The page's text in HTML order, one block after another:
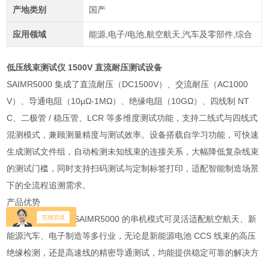
产地类别 国产
应用领域 能源,电子/电池,航空航天,汽车及零部件,综合
低压线束测试仪 1500V 直流耐压测试设备
SAIMR5000 集成了直流耐压（DC1500V）、交流耐压（AC1000
V）、导通电阻（10μΩ-1MΩ）、绝缘电阻（10GΩ）、四线制 NT
C、二极管 / 稳压管、LCR 等多维度测试功能，支持二线式与四线式
混测模式，兼顾测量精度与测试效率。设备搭载自学习功能，可快速
生成测试文件组，自动检测未知线束的连接关系，大幅降低复杂线束
的测试门槛，同时支持扫码测试与定制标签打印，适配智能制造场景
下的全流程追溯需求。
产品优势
多场景适配能力：SAIMR5000 的串机模式可灵活适配航空航天、新
能源汽车、电子制造等多行业，无论是新能源电池 CCS 线束的高压
绝缘检测，还是高速线的精密导通测试，均能提供稳定可靠的解决方